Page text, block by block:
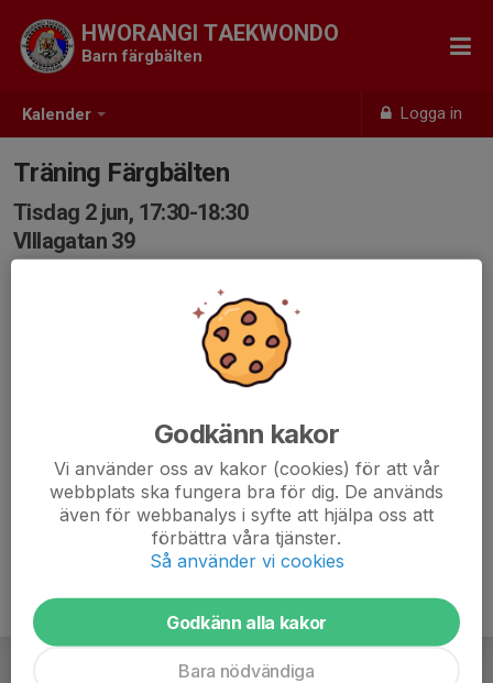
Kalender Logga in
HWORANGI TAEKWONDO
Barn färgbälten
Träning Färgbälten
Tisdag 2 jun, 17:30-18:30
VIllagatan 39
Godkänn kakor
Vi använder oss av kakor (cookies) för att vår
webbplats ska fungera bra för dig. De används
även för webbanalys i syfte att hjälpa oss att
förbättra våra tjänster.
Så använder vi cookies
Godkänn alla kakor
Bara nödvändiga